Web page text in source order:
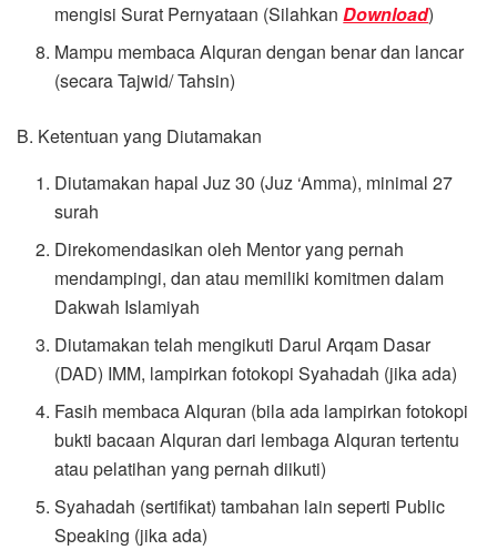
mengisi Surat Pernyataan (SilahkanDownload)
Mampu membaca Alquran dengan benar dan lancar
(secara Tajwid/ Tahsin)
B. Ketentuan yang Diutamakan
Diutamakan hapal Juz 30 (Juz ‘Amma), minimal 27
surah
Direkomendasikan oleh Mentor yang pernah
mendampingi, dan atau memiliki komitmen dalam
Dakwah Islamiyah
Diutamakan telah mengikuti Darul Arqam Dasar
(DAD) IMM, lampirkan fotokopi Syahadah (jika ada)
Fasih membaca Alquran (bila ada lampirkan fotokopi
bukti bacaan Alquran dari lembaga Alquran tertentu
atau pelatihan yang pernah diikuti)
Syahadah (sertifikat) tambahan lain seperti Public
Speaking (jika ada)